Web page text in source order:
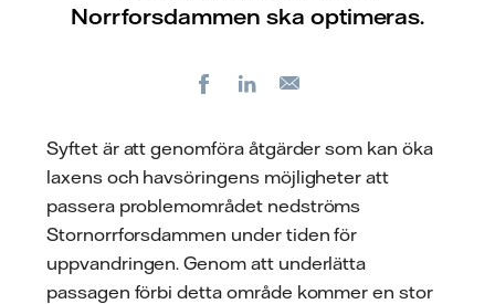
Norrforsdammen ska optimeras.
FacebookLinkedIn
Syftet är att genomföra åtgärder som kan öka
laxens och havsöringens möjligheter att
passera problemområdet nedströms
Stornorrforsdammen under tiden för
uppvandringen. Genom att underlätta
passagen förbi detta område kommer en stor